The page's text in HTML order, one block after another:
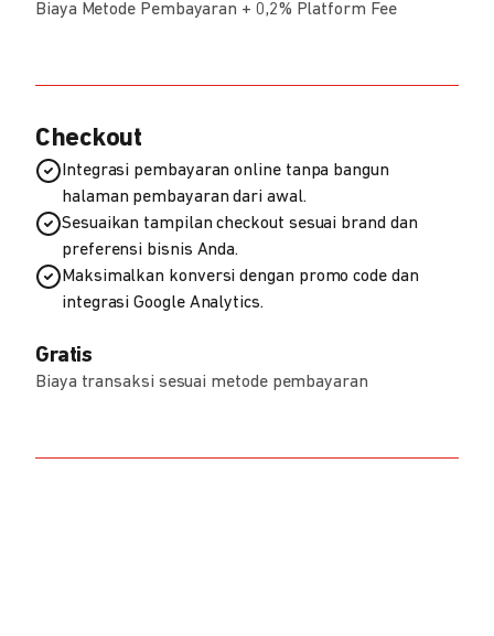
Biaya Metode Pembayaran + 0,2% Platform Fee
Checkout
Integrasi pembayaran online tanpa bangun
halaman pembayaran dari awal.
Sesuaikan tampilan checkout sesuai brand dan
preferensi bisnis Anda.
Maksimalkan konversi dengan promo code dan
integrasi Google Analytics.
Gratis
Biaya transaksi sesuai metode pembayaran